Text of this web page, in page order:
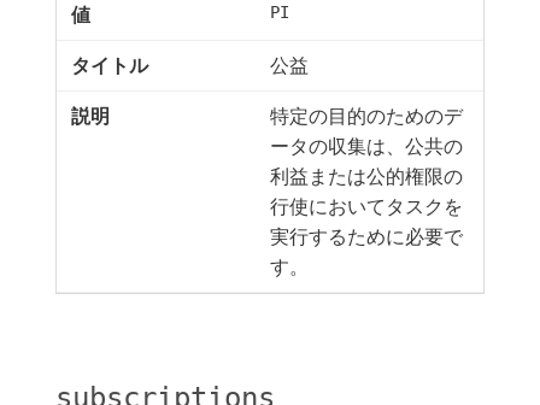
PI
公益
特定の目的のためのデ
ータの収集は、公共の
利益または公的権限の
行使においてタスクを
実行するために必要で
す。
subscriptions